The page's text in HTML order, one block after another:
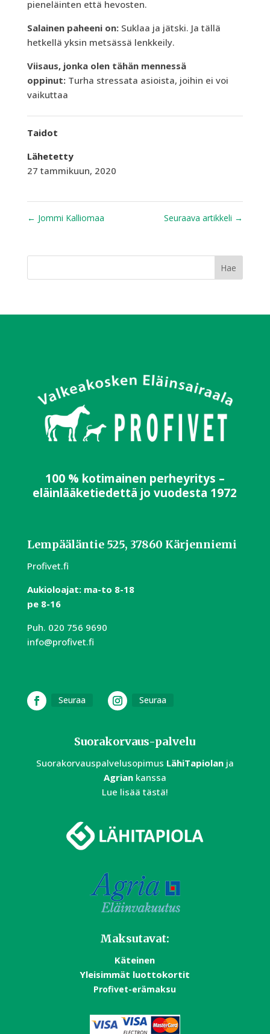
pieneläinten että hevosten.
Salainen paheeni on: Suklaa ja jätski. Ja tällä
hetkellä yksin metsässä lenkkeily.
Viisaus, jonka olen tähän mennessä
oppinut: Turha stressata asioista, joihin ei voi
vaikuttaa
Taidot
Lähetetty
27 tammikuun, 2020
← Jommi Kalliomaa Seuraava artikkeli →
100 % kotimainen perheyritys –
eläinlääketiedettä jo vuodesta 1972
Lempääläntie 525, 37860 Kärjenniemi
Profivet.fi
Aukioloajat: ma-to 8-18
pe 8-16
Puh. 020 756 9690
info@profivet.fi
Seuraa Seuraa
Suorakorvaus-palvelu
Suorakorvauspalvelusopimus LähiTapiolanja
Agriankanssa
Lue lisää tästä!
Maksutavat:
Käteinen
Yleisimmät luottokortit
Profivet-erämaksu